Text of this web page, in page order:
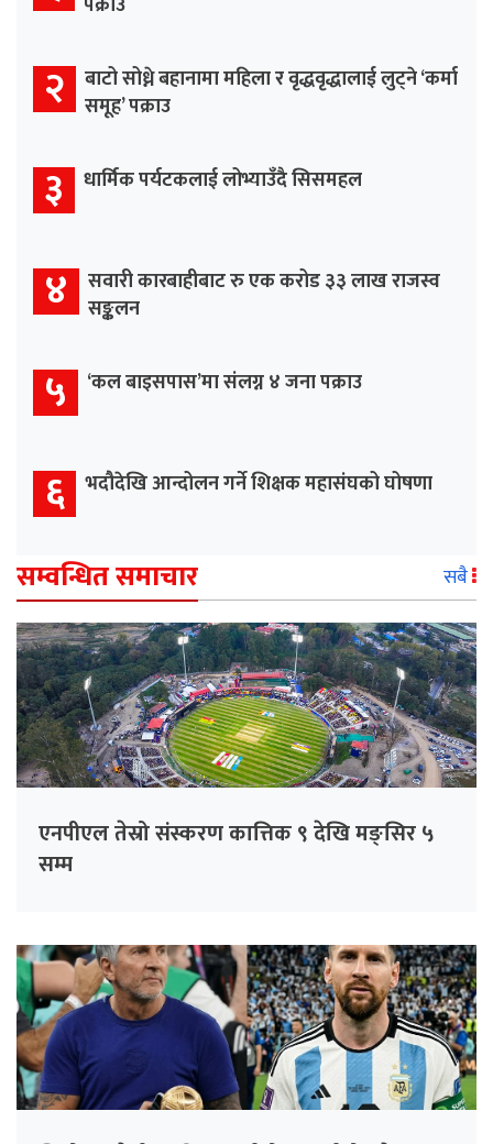
२ बाटो सोध्ने बहानामा महिला र वृद्धवृद्धालाई लुट्ने ‘कर्मा
समूह’ पक्राउ
३ धार्मिक पर्यटकलाई लोभ्याउँदै सिसमहल
४ सवारी कारबाहीबाट रु एक करोड ३३ लाख राजस्व
सङ्कलन
५ ‘कल बाइसपास’मा संलग्न ४ जना पक्राउ
६ भदौदेखि आन्दोलन गर्ने शिक्षक महासंघको घोषणा
सम्वन्धित समाचार सबै
एनपीएल तेस्रो संस्करण कात्तिक ९ देखि मङ्सिर ५
सम्म